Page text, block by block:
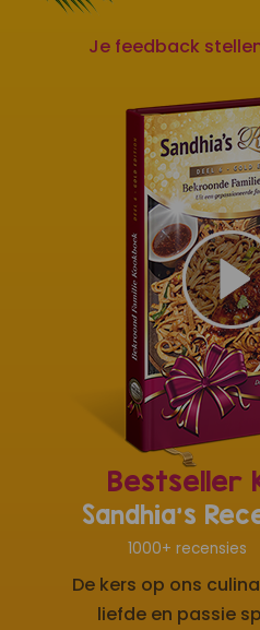
Je feedback
Bestseller
Sandhia's
1000+ recensies
De kers op ons
liefde en passie